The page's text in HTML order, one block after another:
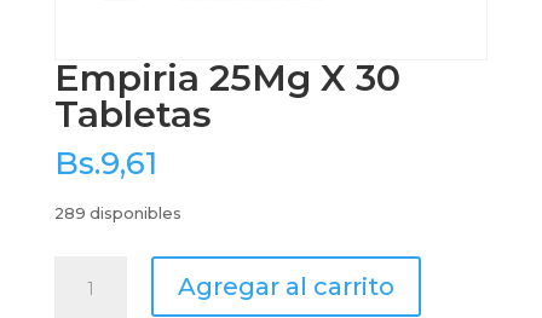
Empiria 25Mg X 30
Tabletas
Bs.9,61
289 disponibles
25Mg
Agregar al carrito